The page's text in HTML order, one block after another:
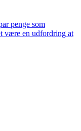
penge som
være en udfordring at